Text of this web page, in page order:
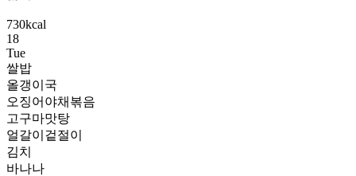
730kcal
18
Tue
쌀밥
올갱이국
오징어야채볶음
고구마맛탕
얼갈이겉절이
김치
바나나